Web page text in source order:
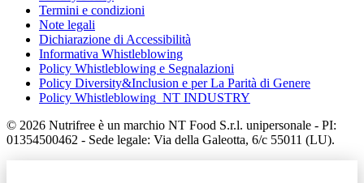
Termini e condizioni
Note legali
Dichiarazione di Accessibilità
Informativa Whistleblowing
Policy Whistleblowing e Segnalazioni
Policy Diversity&Inclusion e per La Parità di Genere
Policy Whistleblowing_NT INDUSTRY
© 2026 Nutrifree è un marchio NT Food S.r.l. unipersonale - PI:
01354500462 - Sede legale: Via della Galeotta, 6/c 55011 (LU).